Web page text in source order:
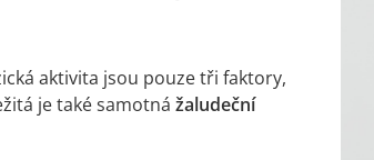
aktivita jsou pouze tři faktory,
je také samotná žaludeční